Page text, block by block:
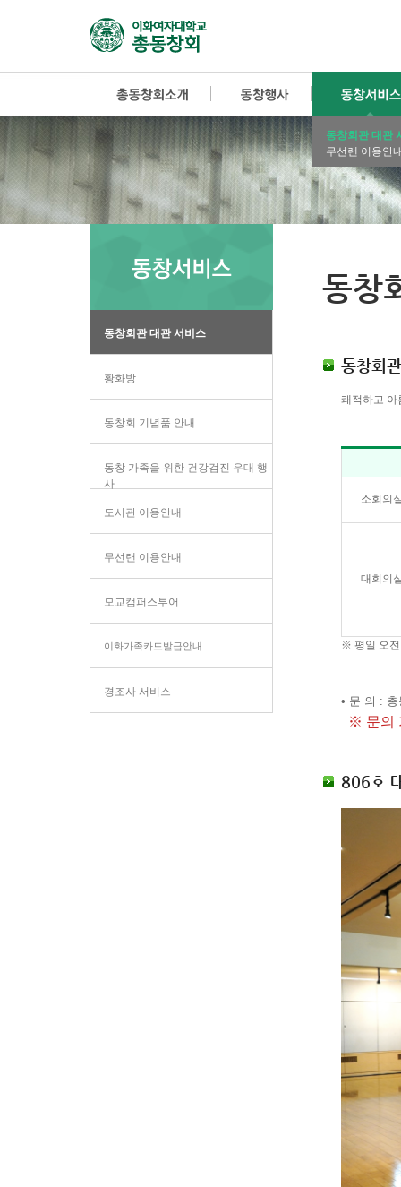
동창회관 대관
무선랜 이용안
동창회관 대관 서비스
황화방
동창회 기념품 안내
동창 가족을 위한 건강검진 우대 행
사
도서관 이용안내
무선랜 이용안내
모교캠퍼스투어
이화가족카드발급안내
경조사 서비스
동창회
쾌적하고 아
소회의
대회의
※ 평일 오전
• 문 의 :
※ 문의
806호
동창